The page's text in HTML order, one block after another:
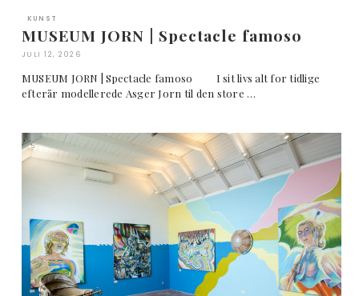
KUNST
MUSEUM JORN | Spectacle famoso
JULI 12, 2026
MUSEUM JORN | Spectacle famoso I sit livs alt for tidlige
efterår modellerede Asger Jorn til den store …